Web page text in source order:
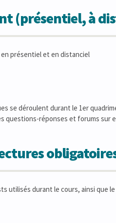
(présentiel, à
présentiel et en distanciel
se déroulent durant le 1er
questions-réponses et forums sur
utilisés durant le cours, ainsi que le